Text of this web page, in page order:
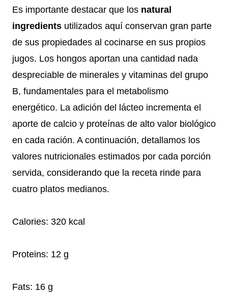
Es importante destacar que los natural
ingredients utilizados aquí conservan gran parte
de sus propiedades al cocinarse en sus propios
jugos. Los hongos aportan una cantidad nada
despreciable de minerales y vitaminas del grupo
B, fundamentales para el metabolismo
energético. La adición del lácteo incrementa el
aporte de calcio y proteínas de alto valor biológico
en cada ración. A continuación, detallamos los
valores nutricionales estimados por cada porción
servida, considerando que la receta rinde para
cuatro platos medianos.
Calories: 320 kcal
Proteins: 12 g
Fats: 16 g